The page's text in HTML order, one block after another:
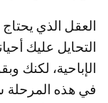
العقل الذي
التحايل عليك
الإباحية، لكنك
في هذه